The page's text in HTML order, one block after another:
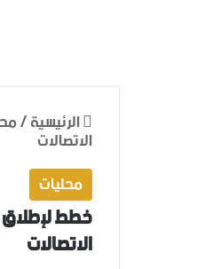
الرئيسية/ الاتصالات
محليات
خطط لإطلاق
الاتصالات